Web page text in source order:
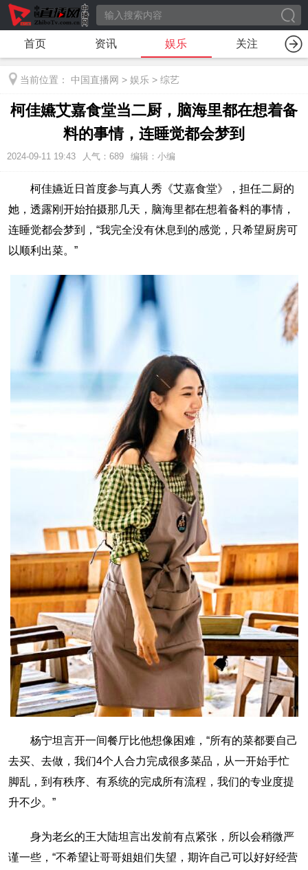
首页 资讯 娱乐 关注
当前位置： 中国直播网 > 娱乐 > 综艺
柯佳嬿艾嘉食堂当二厨，脑海里都在想着备
料的事情，连睡觉都会梦到
2024-09-11 19:43 人气： 689 编辑：小编
柯佳嬿近日首度参与真人秀《艾嘉食堂》，担任二厨的
她，透露刚开始拍摄那几天，脑海里都在想着备料的事情，
连睡觉都会梦到，“我完全没有休息到的感觉，只希望厨房可
以顺利出菜。”
杨宁坦言开一间餐厅比他想像困难，“所有的菜都要自己
去买、去做，我们4个人合力完成很多菜品，从一开始手忙
脚乱，到有秩序、有系统的完成所有流程，我们的专业度提
升不少。”
身为老幺的王大陆坦言出发前有点紧张，所以会稍微严
谨一些，“不希望让哥哥姐姐们失望，期许自己可以好好经营